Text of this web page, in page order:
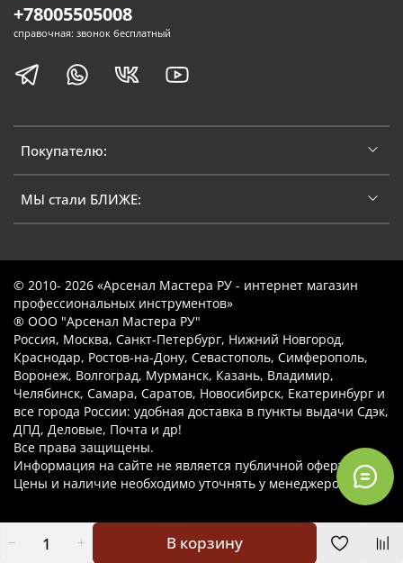
В корзину
Покупателю:
МЫ стали БЛИЖЕ:
+78005505008
справочная: звонок бесплатный
© 2010- 2026 «Арсенал Мастера РУ - интернет магазин
профессиональных инструментов»
® ООО "Арсенал Мастера РУ"
Россия, Москва, Санкт-Петербург, Нижний Новгород,
Краснодар, Ростов-на-Дону, Севастополь, Симферополь,
Воронеж, Волгоград, Мурманск, Казань, Владимир,
Челябинск, Самара, Саратов, Новосибирск, Екатеринбург и
все города России: удобная доставка в пункты выдачи Сдэк,
ДПД, Деловые, Почта и др!
Все права защищены.
Информация на сайте не является публичной офертой.
Цены и наличие необходимо уточнять у менеджеров.